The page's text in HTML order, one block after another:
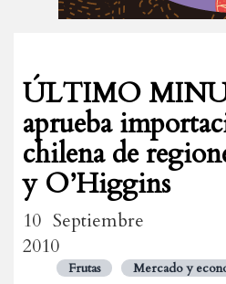
ÚLTIMO
aprueba
chilena de
y O’Higgins
10 Septiembre
2010
Frutas Mercado y